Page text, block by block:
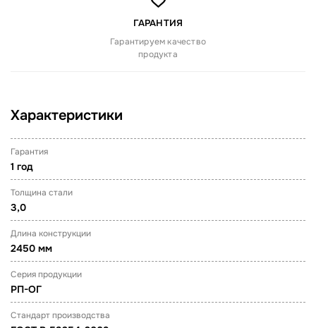
ГАРАНТИЯ
Гарантируем качество
продукта
Характеристики
Гарантия
1 год
Толщина стали
3,0
Длина конструкции
2450 мм
Серия продукции
РП-ОГ
Стандарт производства